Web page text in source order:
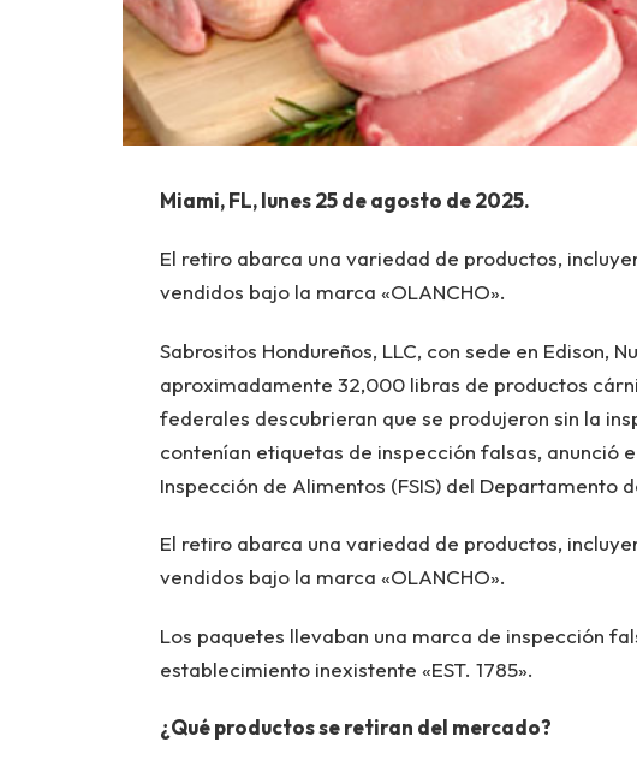
Miami, FL, lunes 25 de agosto de 2025.
El retiro abarca una variedad de productos,
vendidos bajo la marca «OLANCHO».
Sabrositos Hondureños, LLC, con sede en Edison,
aproximadamente 32,000 libras de productos
federales descubrieran que se produjeron sin la
contenían etiquetas de inspección falsas, anunció
Inspección de Alimentos (FSIS) del Departamento
El retiro abarca una variedad de productos,
vendidos bajo la marca «OLANCHO».
Los paquetes llevaban una marca de inspección
establecimiento inexistente «EST. 1785».
¿Qué productos se retiran del mercado?